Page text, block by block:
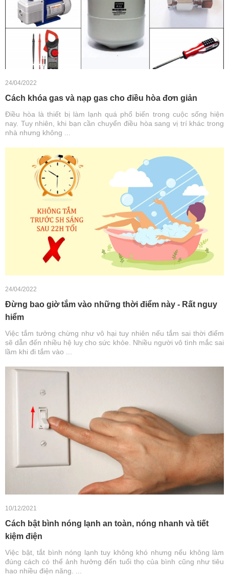
24/04/2022
Cách khóa gas và nạp gas cho điều hòa đơn giản
Điều hòa là thiết bị làm lạnh quá phổ biến trong cuộc sống hiện
nay. Tuy nhiên, khi bạn cần chuyển điều hòa sang vị trí khác trong
nhà nhưng không ...
24/04/2022
Đừng bao giờ tắm vào những thời điểm này - Rất nguy
hiểm
Việc tắm tưởng chừng như vô hại tuy nhiên nếu tắm sai thời điểm
sẽ dẫn đến nhiều hệ luỵ cho sức khỏe. Nhiều người vô tình mắc sai
lầm khi đi tắm vào ...
10/12/2021
Cách bật bình nóng lạnh an toàn, nóng nhanh và tiết
kiệm điện
Việc bật, tắt bình nóng lạnh tuy không khó nhưng nếu không làm
đúng cách có thể ảnh hưởng đến tuổi thọ của bình cũng như tiêu
hao nhiều điện năng. ...